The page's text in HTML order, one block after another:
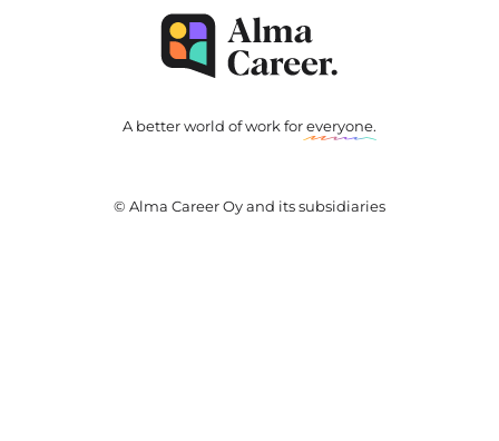
A better world of work foreveryone.
© Alma Career Oy and its subsidiaries